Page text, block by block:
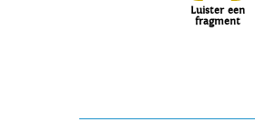
Luister een
fragment